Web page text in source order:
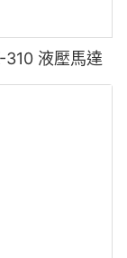
液壓馬達